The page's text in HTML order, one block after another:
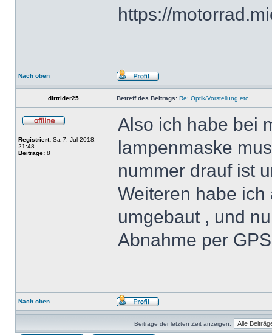
https://
Nach oben
dirtrider25 Betreff des Beitrags: Re: Optik/Vorstellung etc.
Registriert: Sa 7. Jul 2018,
21:48
Beiträge: 8
Also ich habe bei
lampenmaske
nummer drauf ist
Weiteren habe
umgebaut , und
Abnahme per
Nach oben
Beiträge der letzten Zeit anzeigen: